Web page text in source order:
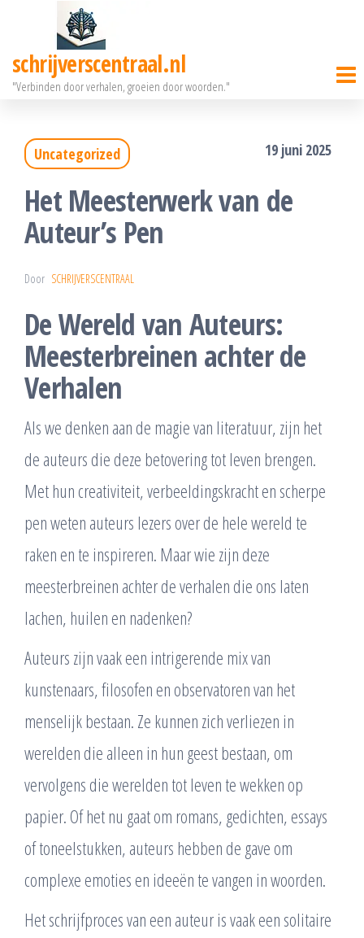
deschrijverscentraal.nl
"Verbinden door verhalen, groeien door woorden."
Uncategorized 19 juni 2025
Het Meesterwerk van de
Auteur’s Pen
Door SCHRIJVERSCENTRAAL
De Wereld van Auteurs:
Meesterbreinen achter de
Verhalen
Als we denken aan de magie van literatuur, zijn het
de auteurs die deze betovering tot leven brengen.
Met hun creativiteit, verbeeldingskracht en scherpe
pen weten auteurs lezers over de hele wereld te
raken en te inspireren. Maar wie zijn deze
meesterbreinen achter de verhalen die ons laten
lachen, huilen en nadenken?
Auteurs zijn vaak een intrigerende mix van
kunstenaars, filosofen en observatoren van het
menselijk bestaan. Ze kunnen zich verliezen in
werelden die alleen in hun geest bestaan, om
vervolgens die werelden tot leven te wekken op
papier. Of het nu gaat om romans, gedichten, essays
of toneelstukken, auteurs hebben de gave om
complexe emoties en ideeën te vangen in woorden.
Het schrijfproces van een auteur is vaak een solitaire